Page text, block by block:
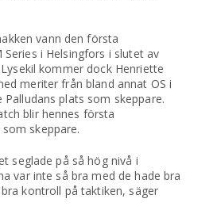
vann den första
Series i Helsingfors i slutet av
kommer dock Henriette
meriter från bland annat OS i
plats som skeppare.
blir hennes första
skeppare.
seglade på så hög nivå i
var inte så bra med de hade bra
kontroll på taktiken, säger